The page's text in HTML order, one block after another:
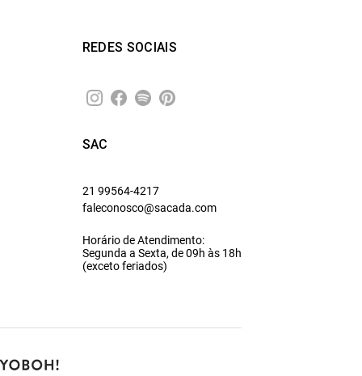
REDES SOCIAIS
SAC
21 99564-4217
faleconosco@sacada.com
Horário de Atendimento:
Segunda a Sexta, de 09h às 18h
(exceto feriados)